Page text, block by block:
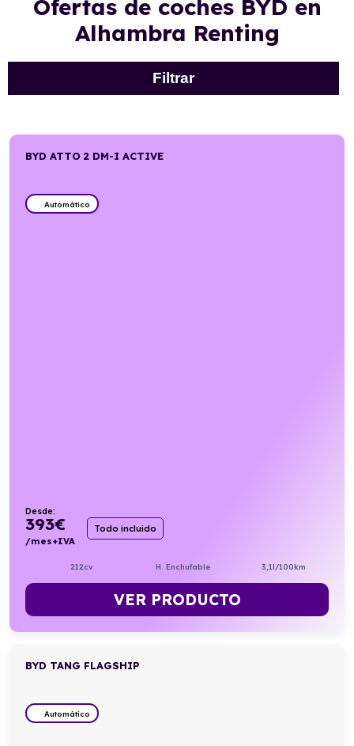
Ofertas de coches BYD en
Alhambra Renting
Filtrar
BYD ATTO 2 DM-I ACTIVE
Automático
Desde:
393€
/mes+IVA
Todo incluido
212cv H. Enchufable 3,1l/100km
VER PRODUCTO
BYD TANG FLAGSHIP
Automático